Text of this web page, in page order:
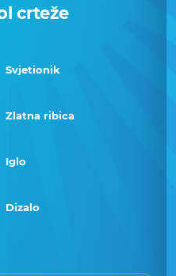
crteže
Svjetionik
Zlatna ribica
Iglo
Dizalo